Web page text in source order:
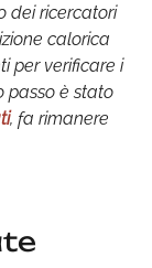
dei ricercatori
calorica
per verificare i
passo è stato
, fa rimanere